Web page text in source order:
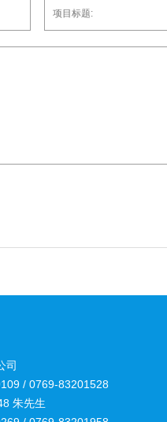
司
/ 0769-83201528
朱先生